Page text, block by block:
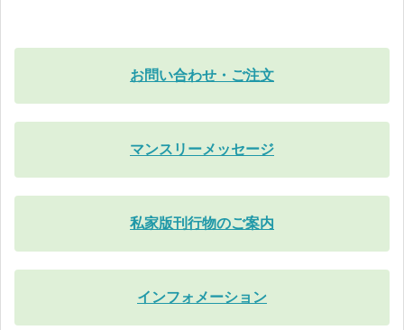
お問い合わせ・ご注文
マンスリーメッセージ
私家版刊行物のご案内
インフォメーション